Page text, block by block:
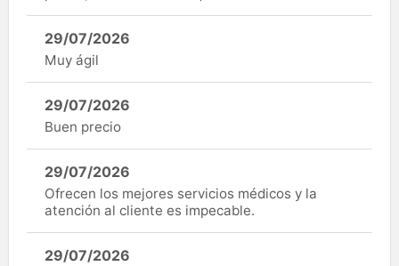
29/07/2026
Muy ágil
29/07/2026
Buen precio
29/07/2026
Ofrecen los mejores servicios médicos y la
atención al cliente es impecable.
29/07/2026